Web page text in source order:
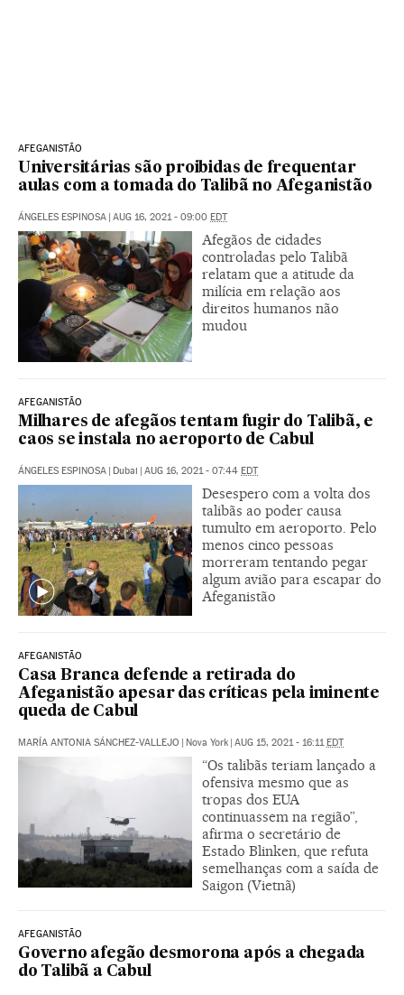
AFEGANISTÃO
Universitárias são proibidas de frequentar
aulas com a tomada do Talibã no Afeganistão
ÁNGELES ESPINOSA | AUG 16, 2021 - 09:00 EDT
Afegãos de cidades
controladas pelo Talibã
relatam que a atitude da
milícia em relação aos
direitos humanos não
mudou
AFEGANISTÃO
Milhares de afegãos tentam fugir do Talibã, e
caos se instala no aeroporto de Cabul
ÁNGELES ESPINOSA | Dubai | AUG 16, 2021 - 07:44 EDT
Desespero com a volta dos
talibãs ao poder causa
tumulto em aeroporto. Pelo
menos cinco pessoas
morreram tentando pegar
algum avião para escapar do
Afeganistão
AFEGANISTÃO
Casa Branca defende a retirada do
Afeganistão apesar das críticas pela iminente
queda de Cabul
MARÍA ANTONIA SÁNCHEZ-VALLEJO | Nova York | AUG 15, 2021 - 16:11 EDT
“Os talibãs teriam lançado a
ofensiva mesmo que as
tropas dos EUA
continuassem na região”,
afirma o secretário de
Estado Blinken, que refuta
semelhanças com a saída de
Saigon (Vietnã)
AFEGANISTÃO
Governo afegão desmorona após a chegada
do Talibã a Cabul